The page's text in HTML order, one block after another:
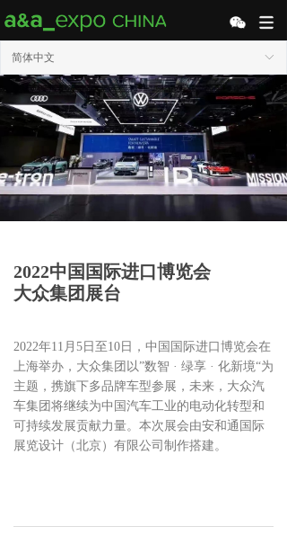
ꀅ
简体中文
2022中国国际进口博览会
大众集团展台
2022年11月5日至10日，中国国际进口博览会在
上海举办，大众集团以”数智 · 绿享 · 化新境“为
主题，携旗下多品牌车型参展，未来，大众汽
车集团将继续为中国汽车工业的电动化转型和
可持续发展贡献力量。本次展会由安和通国际
展览设计（北京）有限公司制作搭建。